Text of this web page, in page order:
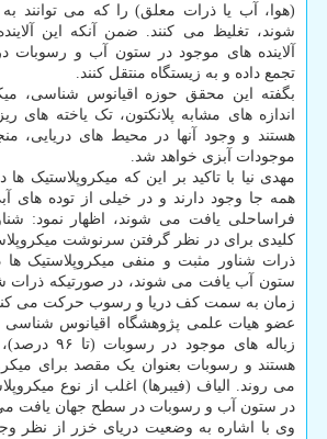
(هوا، آب یا ذرات معلق) را که می توانند
شوند، تغلیظ می کنند. ضمن آنکه این
آلاینده های موجود در ستون آب و رسوبات
تجمع داده و به زیستگاه منتقل کنند.
بگفته این محقق حوزه اقیانوس شناسی،
اندازه های مشابه پلانکتون، تک یاخته های
هستند و وجود آنها در محیط های دریایی،
موجودات آبزی خواهد شد.
مهدی نیا با تاکید بر این که میکروپلاستیک
همه جا وجود دارند و در خیلی از توده های
فراساحلی یافت می شوند، اظهار نمود:
کلیدی برای در نظر گرفتن سرنوشت
ذرات شناور مثبت و منفی میکروپلاستیک
ستون آب یافت می شوند، در صورتیکه ذرات
زمان به سمت کف دریا و رسوب حرکت می
عضو هیات علمی پژوهشگاه اقیانوس شناسی
زباله های
هستند و رسوبات بعنوان یک مقصد برای
می روند. الیاف (فیبرها) اغلب از نوع
در ستون آب و رسوبات در سطح جهان یافت
وی با اشاره به وضعیت دریای خزر از نظر